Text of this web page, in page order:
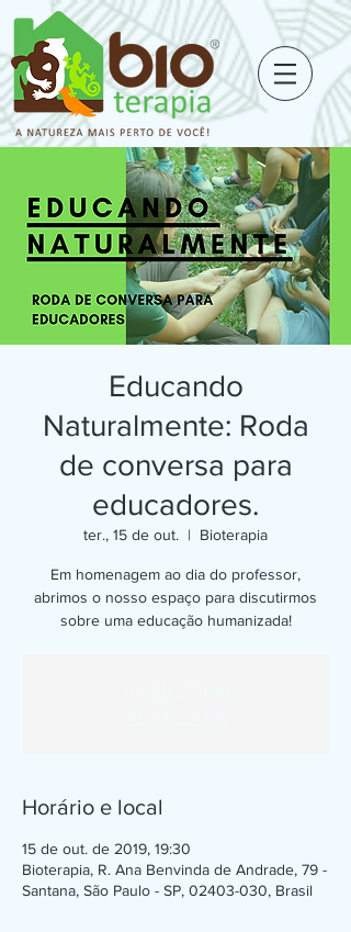
Educando
Naturalmente: Roda
de conversa para
educadores.
ter., 15 de out.
  |
Bioterapia
Em homenagem ao dia do professor,
abrimos o nosso espaço para discutirmos
sobre uma educação humanizada!
Horário e local
15 de out. de 2019, 19:30
Bioterapia, R. Ana Benvinda de Andrade, 79 -
Santana, São Paulo - SP, 02403-030, Brasil